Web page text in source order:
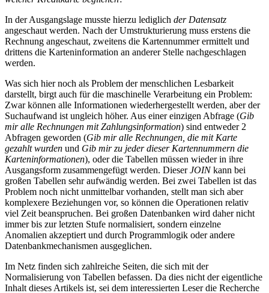
In der Ausgangslage musste hierzu lediglich der Datensatz
angeschaut werden. Nach der Umstrukturierung muss erstens die
Rechnung angeschaut, zweitens die Kartennummer ermittelt und
drittens die Karteninformation an anderer Stelle nachgeschlagen
werden.
Was sich hier noch als Problem der menschlichen Lesbarkeit
darstellt, birgt auch für die maschinelle Verarbeitung ein Problem:
Zwar können alle Informationen wiederhergestellt werden, aber der
Suchaufwand ist ungleich höher. Aus einer einzigen Abfrage (Gib
mir alle Rechnungen mit Zahlungsinformation) sind entweder 2
Abfragen geworden (Gib mir alle Rechnungen, die mit Karte
gezahlt wurden und Gib mir zu jeder dieser Kartennummern die
Karteninformationen), oder die Tabellen müssen wieder in ihre
Ausgangsform zusammengefügt werden. DieserJOINkann bei
großen Tabellen sehr aufwändig werden. Bei zwei Tabellen ist das
Problem noch nicht unmittelbar vorhanden, stellt man sich aber
komplexere Beziehungen vor, so können die Operationen relativ
viel Zeit beanspruchen. Bei großen Datenbanken wird daher nicht
immer bis zur letzten Stufe normalisiert, sondern einzelne
Anomalien akzeptiert und durch Programmlogik oder andere
Datenbankmechanismen ausgeglichen.
Im Netz finden sich zahlreiche Seiten, die sich mit der
Normalisierung von Tabellen befassen. Da dies nicht der eigentliche
Inhalt dieses Artikels ist, sei dem interessierten Leser die Recherche